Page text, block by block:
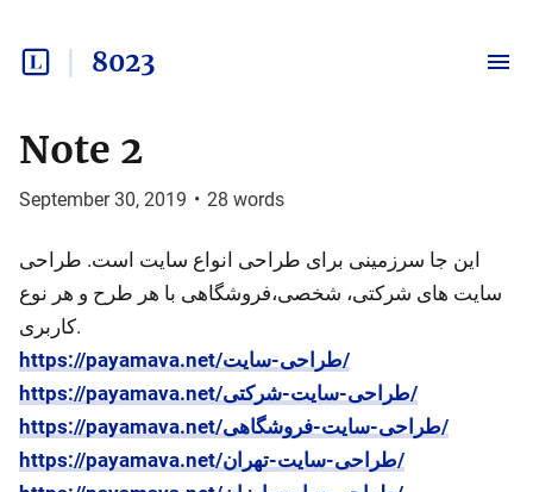
8023
Note 2
September 30, 2019 • 28 words
این جا سرزمینی برای طراحی انواع سایت است. طراحی
سایت های شرکتی، شخصی،فروشگاهی با هر طرح و هر نوع
کاربری.
https://payamava.net/طراحی-سایت/
https://payamava.net/طراحی-سایت-شرکتی/
https://payamava.net/طراحی-سایت-فروشگاهی/
https://payamava.net/طراحی-سایت-تهران/